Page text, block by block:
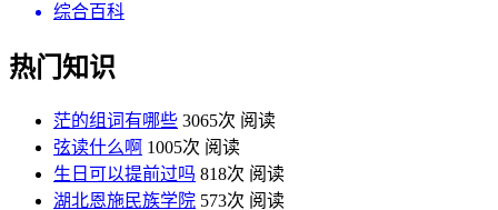
综合百科
热门知识
茫的组词有哪些 3065次 阅读
弦读什么啊 1005次 阅读
生日可以提前过吗 818次 阅读
湖北恩施民族学院 573次 阅读